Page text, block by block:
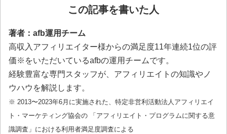
この記事を書いた人
著者：afb運用チーム
高収入アフィリエイター様からの満足度11年連続1位の評
価※をいただいているafbの運用チームです。
経験豊富な専門スタッフが、アフィリエイトの知識やノ
ウハウを解説します。
※ 2013〜2023年6月に実施された、特定非営利活動法人アフィリエイ
ト・マーケティング協会の 「アフィリエイト・プログラムに関する意
識調査」における利用者満足度調査による